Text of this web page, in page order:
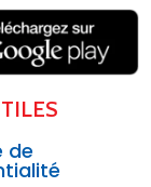
de